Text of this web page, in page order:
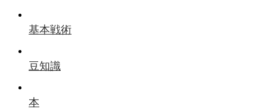
基本戦術
豆知識
本